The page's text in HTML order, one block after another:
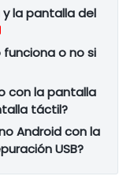
la pantalla del
o no si
con la pantalla
táctil?
Android con la
USB?